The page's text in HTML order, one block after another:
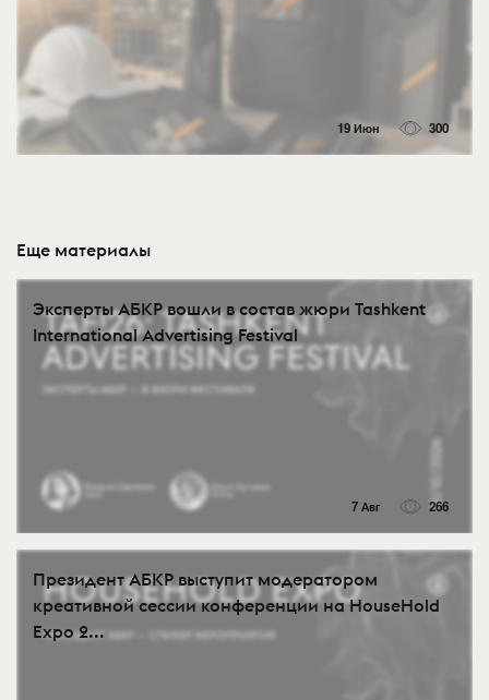
19 Июн 300
Еще материалы
Эксперты АБКР вошли в состав жюри Tashkent
International Advertising Festival
7 Авг 266
Президент АБКР выступит модератором
креативной сессии конференции на HouseHold
Expo 2...